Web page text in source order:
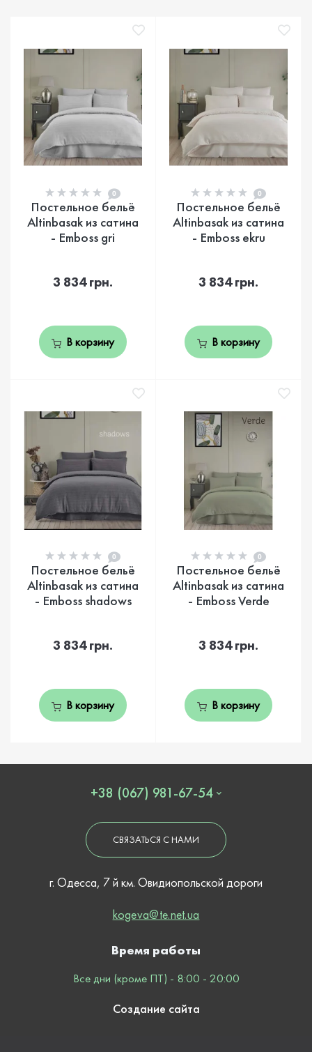
0
Постельное бельё
Altinbasak из сатина
- Emboss gri
3 834 грн.
В корзину
0
Постельное бельё
Altinbasak из сатина
- Emboss ekru
3 834 грн.
В корзину
0
Постельное бельё
Altinbasak из сатина
- Emboss shadows
3 834 грн.
В корзину
0
Постельное бельё
Altinbasak из сатина
- Emboss Verde
3 834 грн.
В корзину
+38 (067) 981-67-54
СВЯЗАТЬСЯ С НАМИ
г. Одесса, 7 й км. Овидиопольской дороги
kogeva@te.net.ua
Время работы
Все дни (кроме ПТ) - 8:00 - 20:00
Создание сайта